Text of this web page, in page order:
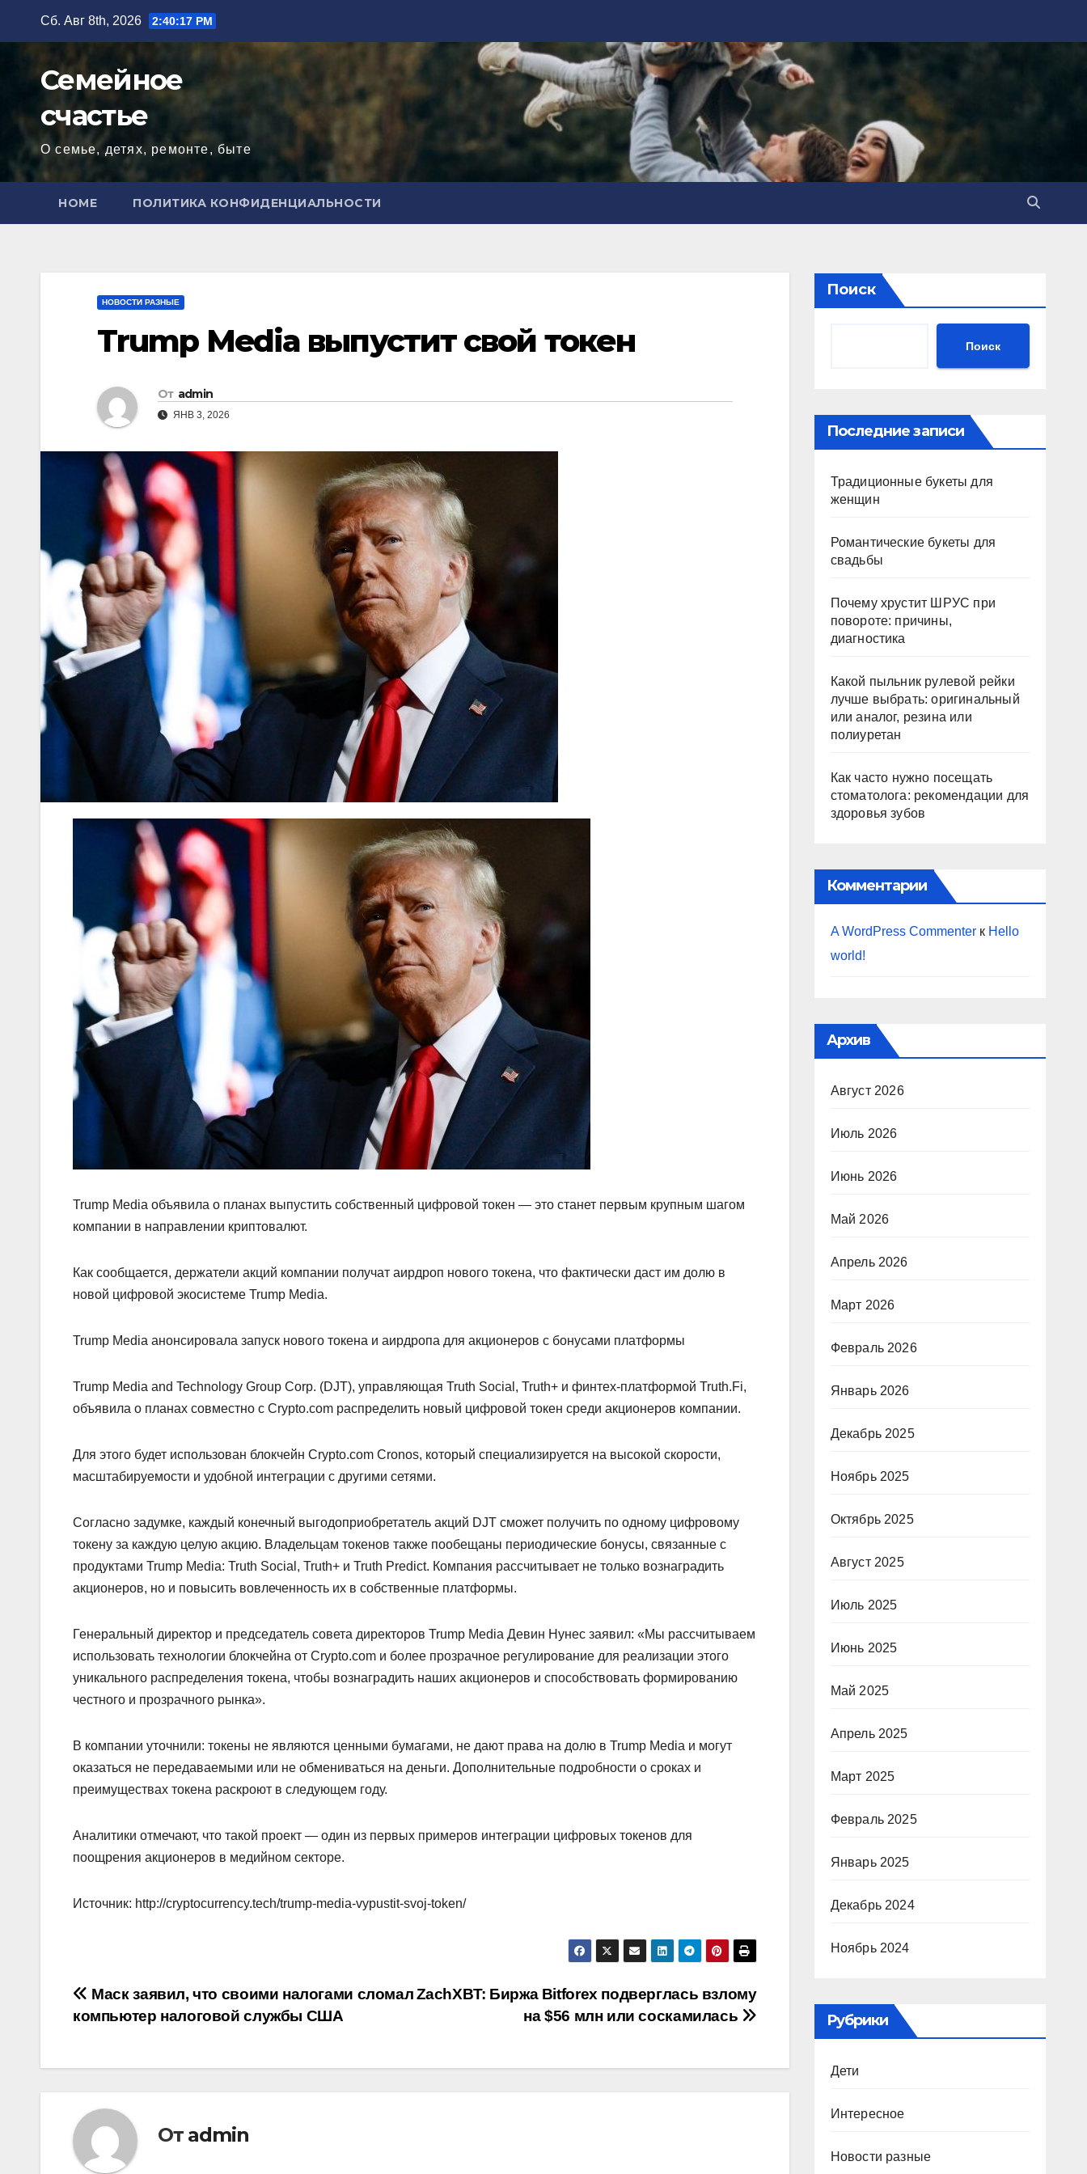
содержимому
Сб. Авг 8th, 2026 2:40:18 PM
Семейное
счастье
О семье, детях, ремонте, быте
HOME ПОЛИТИКА КОНФИДЕНЦИАЛЬНОСТИ
НОВОСТИ РАЗНЫЕ
Trump Media выпустит свой токен
От admin
ЯНВ 3, 2026
Trump Media объявила о планах выпустить собственный цифровой токен — это станет первым крупным шагом
компании в направлении криптовалют.
Как сообщается, держатели акций компании получат аирдроп нового токена, что фактически даст им долю в
новой цифровой экосистеме Trump Media.
Trump Media анонсировала запуск нового токена и аирдропа для акционеров с бонусами платформы
Trump Media and Technology Group Corp. (DJT), управляющая Truth Social, Truth+ и финтех-платформой Truth.Fi,
объявила о планах совместно с Crypto.com распределить новый цифровой токен среди акционеров компании.
Для этого будет использован блокчейн Crypto.com Cronos, который специализируется на высокой скорости,
масштабируемости и удобной интеграции с другими сетями.
Согласно задумке, каждый конечный выгодоприобретатель акций DJT сможет получить по одному цифровому
токену за каждую целую акцию. Владельцам токенов также пообещаны периодические бонусы, связанные с
продуктами Trump Media: Truth Social, Truth+ и Truth Predict. Компания рассчитывает не только вознаградить
акционеров, но и повысить вовлеченность их в собственные платформы.
Генеральный директор и председатель совета директоров Trump Media Девин Нунес заявил: «Мы рассчитываем
использовать технологии блокчейна от Crypto.com и более прозрачное регулирование для реализации этого
уникального распределения токена, чтобы вознаградить наших акционеров и способствовать формированию
честного и прозрачного рынка».
В компании уточнили: токены не являются ценными бумагами, не дают права на долю в Trump Media и могут
оказаться не передаваемыми или не обмениваться на деньги. Дополнительные подробности о сроках и
преимуществах токена раскроют в следующем году.
Аналитики отмечают, что такой проект — один из первых примеров интеграции цифровых токенов для
поощрения акционеров в медийном секторе.
Источник: http://cryptocurrency.tech/trump-media-vypustit-svoj-token/
Навигация
записям
ZachXBT: Биржа Bitforex подверглась взлому
на $56 млн или соскамилась
Маск заявил, что своими налогами сломал
компьютер налоговой службы США
От admin
Поиск
Поиск
Последние записи
Традиционные букеты для
женщин
Романтические букеты для
свадьбы
Почему хрустит ШРУС при
повороте: причины,
диагностика
Какой пыльник рулевой рейки
лучше выбрать: оригинальный
или аналог, резина или
полиуретан
Как часто нужно посещать
стоматолога: рекомендации для
здоровья зубов
Комментарии
A WordPress Commenterк Hello
world!
Архив
Август 2026
Июль 2026
Июнь 2026
Май 2026
Апрель 2026
Март 2026
Февраль 2026
Январь 2026
Декабрь 2025
Ноябрь 2025
Октябрь 2025
Август 2025
Июль 2025
Июнь 2025
Май 2025
Апрель 2025
Март 2025
Февраль 2025
Январь 2025
Декабрь 2024
Ноябрь 2024
Рубрики
Дети
Интересное
Новости разные